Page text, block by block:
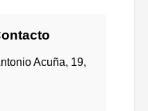
Acuña, 19,